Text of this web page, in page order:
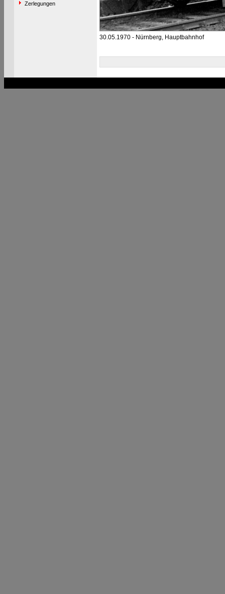
Zerlegungen
30.05.1970 - Nürnberg, Hauptbahnhof